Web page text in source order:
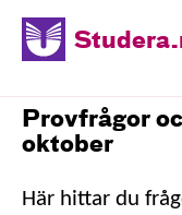
Provfrågor
oktober
Här hittar du